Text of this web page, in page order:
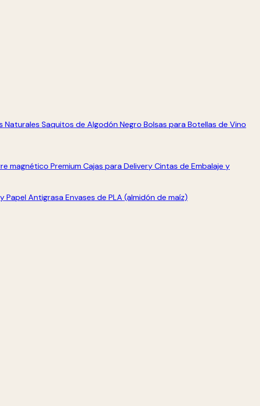
Naturales Saquitos de Algodón Negro Bolsas para Botellas de Vino
magnético Premium Cajas para DeliveryCintas de Embalaje y
Papel Antigrasa Envases de PLA (almidón de maíz)